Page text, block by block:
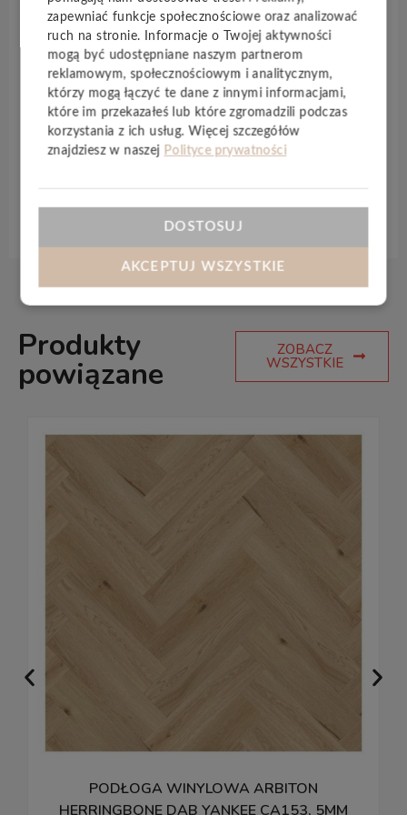
Masterpiecesposiadają szeroki format, więc
dopasują się do pomieszczenia o większym metrażu.
Mają najwyższą klasę odporności na ścieranie.
Wykazują właściwości antystatyczne. Sprawdzą się
w pomieszczeniach, gdzie jest duże natężenie ruchu.
Produkt może być łączony z instalacjąogrzewania
podłogowego. Dzięki technologiiAqua 0
również
wodoodporneorazantystatyczne
Produkty
powiązane
ZOBACZ
WSZYSTKIE
PODŁOGA WINYLOWA ARBITON
HERRINGBONE DĄB YANKEE CA153, 5MM
zapewniać funkcje społecznościowe oraz analizować
ruch na stronie. Informacje o Twojej aktywności
mogą być udostępniane naszym partnerom
reklamowym, społecznościowym i analitycznym,
którzy mogą łączyć te dane z innymi informacjami,
które im przekazałeś lub które zgromadzili podczas
korzystania z ich usług. Więcej szczegółów
znajdziesz w naszej Polityce prywatności
DOSTOSUJ
AKCEPTUJ WSZYSTKIE